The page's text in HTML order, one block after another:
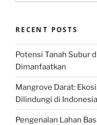
RECENT POSTS
Potensi Tanah Subur
Dimanfaatkan
Mangrove Darat:
Dilindungi di Indonesia
Pengenalan Lahan